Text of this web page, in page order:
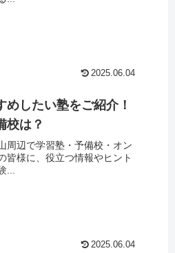
2025.06.04
したい塾をご紹介！
校は？
周辺で学習塾・予備校・オン
皆様に、役立つ情報やヒント
...
2025.06.04